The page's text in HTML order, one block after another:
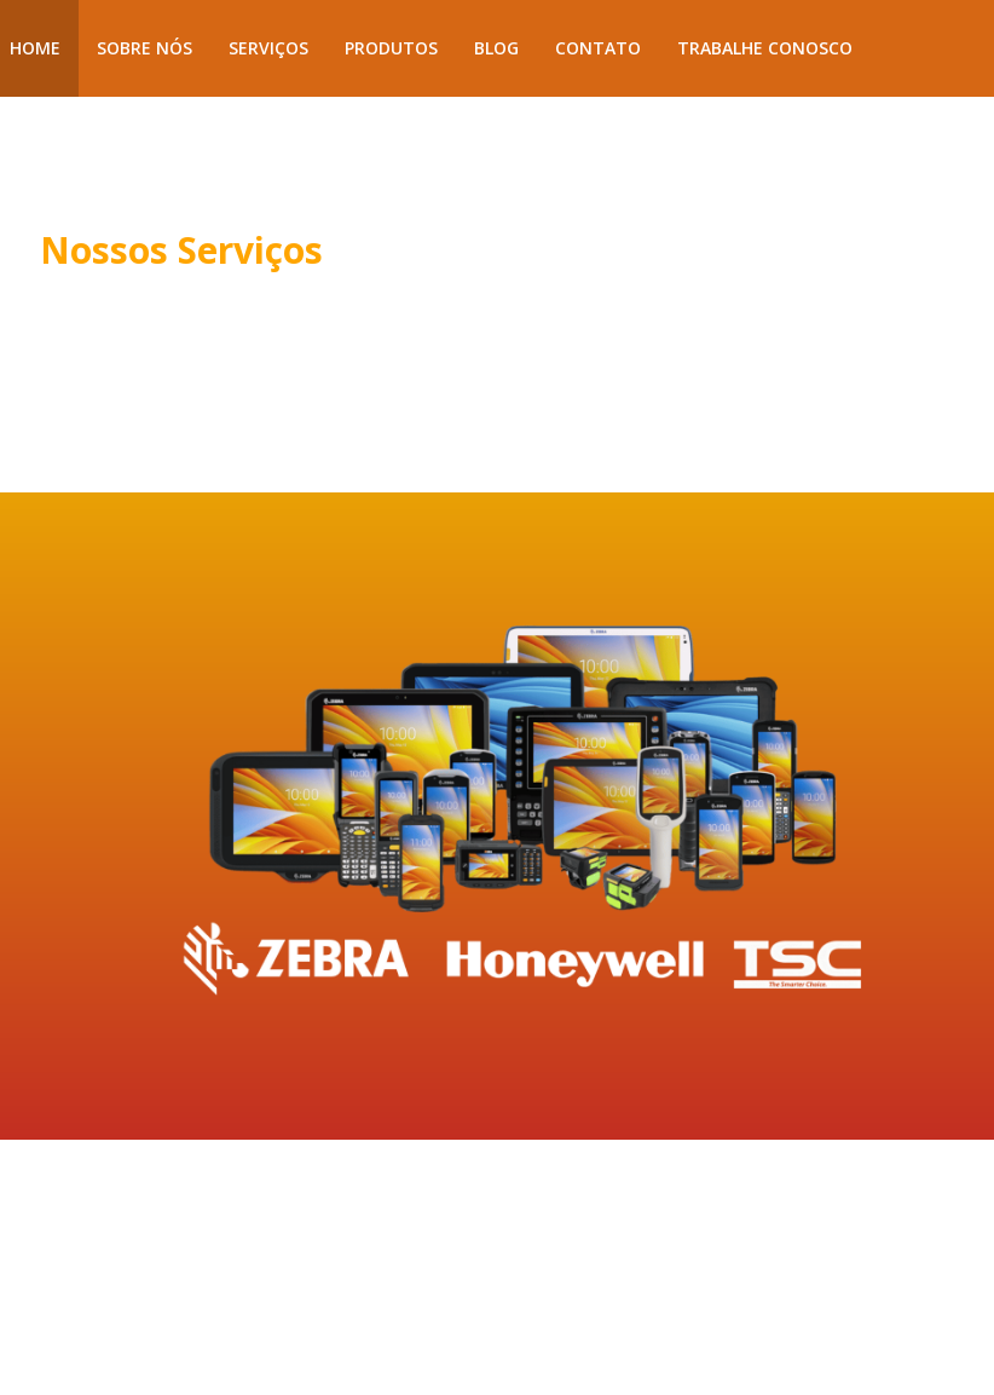
HOME SOBRE NÓS SERVIÇOS PRODUTOS BLOG CONTATO TRABALHE CONOSCO
Nossos Serviços